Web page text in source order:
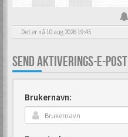
Det er nå 10 aug 2026 19:45
SEND AKTIVERINGS-E-POST
Brukernavn: